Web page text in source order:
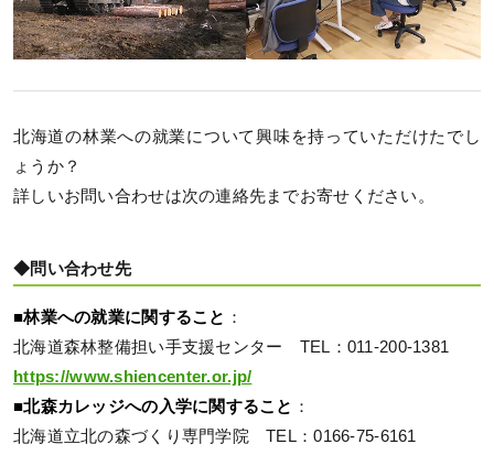
北海道の林業への就業について興味を持っていただけたでし
ょうか？
詳しいお問い合わせは次の連絡先までお寄せください。
◆問い合わせ先
■林業への就業に関すること ：
北海道森林整備担い手支援センター TEL：011-200-1381
https://www.shiencenter.or.jp/
■北森カレッジへの入学に関すること ：
北海道立北の森づくり専門学院 TEL：0166-75-6161